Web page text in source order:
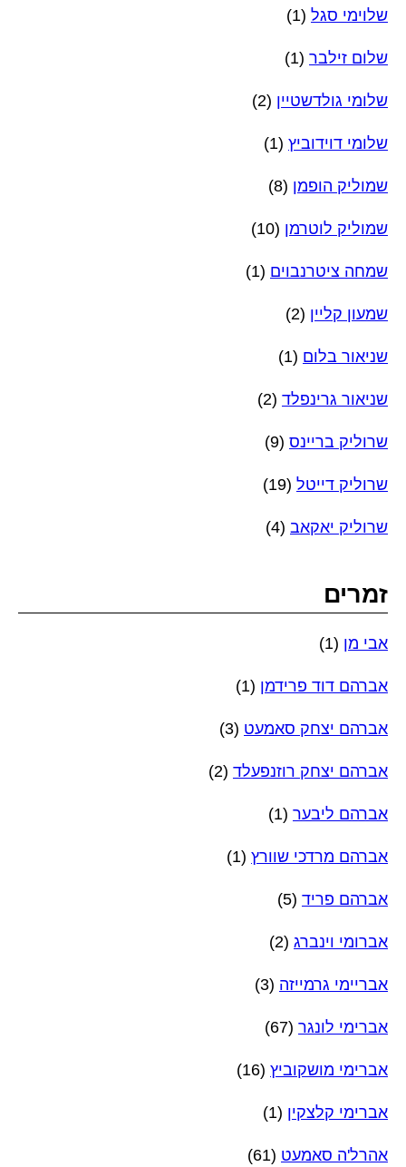
שלוימי סגל (1)
שלום זילבר (1)
שלומי גולדשטיין (2)
שלומי דוידוביץ (1)
שמוליק הופמן (8)
שמוליק לוטרמן (10)
שמחה ציטרנבוים (1)
שמעון קליין (2)
שניאור בלום (1)
שניאור גרינפלד (2)
שרוליק בריינס (9)
שרוליק דייטל (19)
שרוליק יאקאב (4)
זמרים
אבי מן (1)
אברהם דוד פרידמן (1)
אברהם יצחק סאמעט (3)
אברהם יצחק רוזנפעלד (2)
אברהם ליבער (1)
אברהם מרדכי שוורץ (1)
אברהם פריד (5)
אברומי וינברג (2)
אבריימי גרמייזה (3)
אברימי לונגר (67)
אברימי מושקוביץ (16)
אברימי קלצקין (1)
אהרל'ה סאמעט (61)